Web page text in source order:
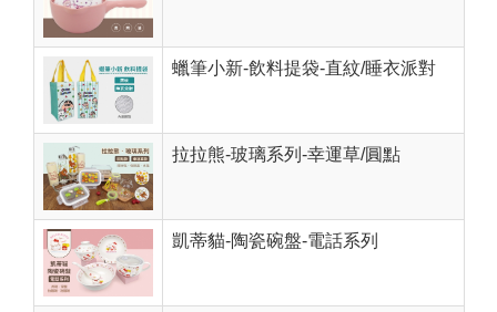
蠟筆小新-飲料提袋-直紋/睡衣派對
拉拉熊-玻璃系列-幸運草/圓點
凱蒂貓-陶瓷碗盤-電話系列